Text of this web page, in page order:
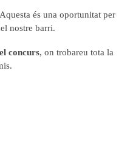
és una oportunitat per
nostre barri.
concurs, on trobareu tota la